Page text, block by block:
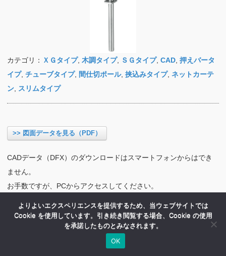
カテゴリ： ＸＧタイプ, 木調タイプ, ＳＧタイプ, CAD 押えバータ
イプ, チューブタイプ, 間仕切ポール, 挟込みタイプ, ネットカーテ
ン
スリムタイプ
>> 図面データを見る（PDF）
CADデータ（DFX）のダウンロードはスマートフォンからはでき
ません。
お手数ですが、PCからアクセスしてください。
よりよいエクスペリエンスを提供するため、当ウェブサイトでは
Cookie を使用しています。引き続き閲覧する場合、Cookie の使用
を承諾したものとみなされます。
OK